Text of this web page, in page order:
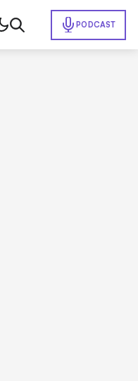
PODCAST